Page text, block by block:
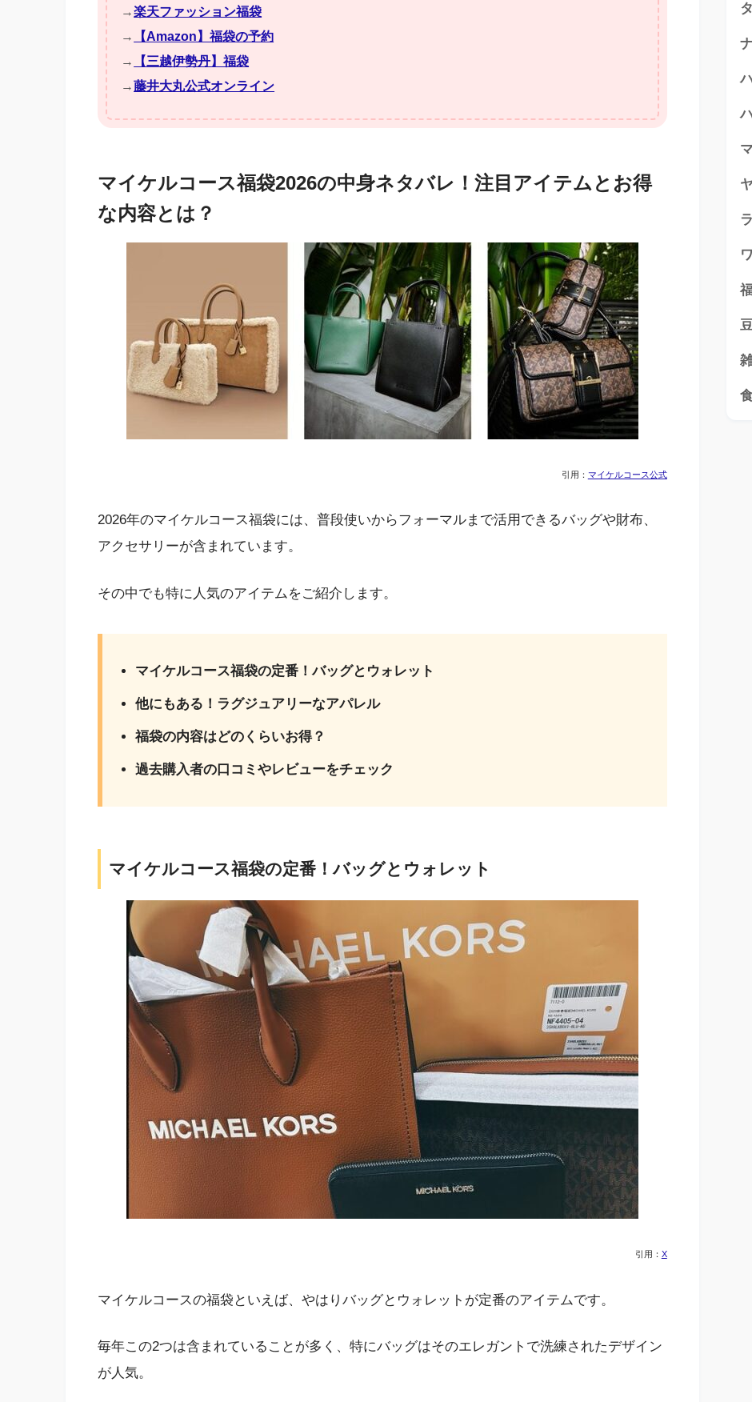
→楽天ファッション福袋
→
【Amazon】福袋の予約
→
【三越伊勢丹】福袋
→藤井大丸公式オンライン
マイケルコース福袋2026の中身ネタバレ！注目アイテムとお得
な内容とは？
引用： マイケルコース公式
2026年のマイケルコース福袋には、普段使いからフォーマルまで活用できるバッグや財布、
アクセサリーが含まれています。
その中でも特に人気のアイテムをご紹介します。
マイケルコース福袋の定番！バッグとウォレット
他にもある！ラグジュアリーなアパレル
福袋の内容はどのくらいお得？
過去購入者の口コミやレビューをチェック
マイケルコース福袋の定番！バッグとウォレット
引用： X
マイケルコースの福袋といえば、やはりバッグとウォレットが定番のアイテムです。
毎年この2つは含まれていることが多く、特にバッグはそのエレガントで洗練されたデザイン
が人気。